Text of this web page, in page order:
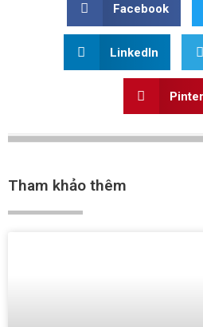
Facebook
LinkedIn
Tham khảo thêm